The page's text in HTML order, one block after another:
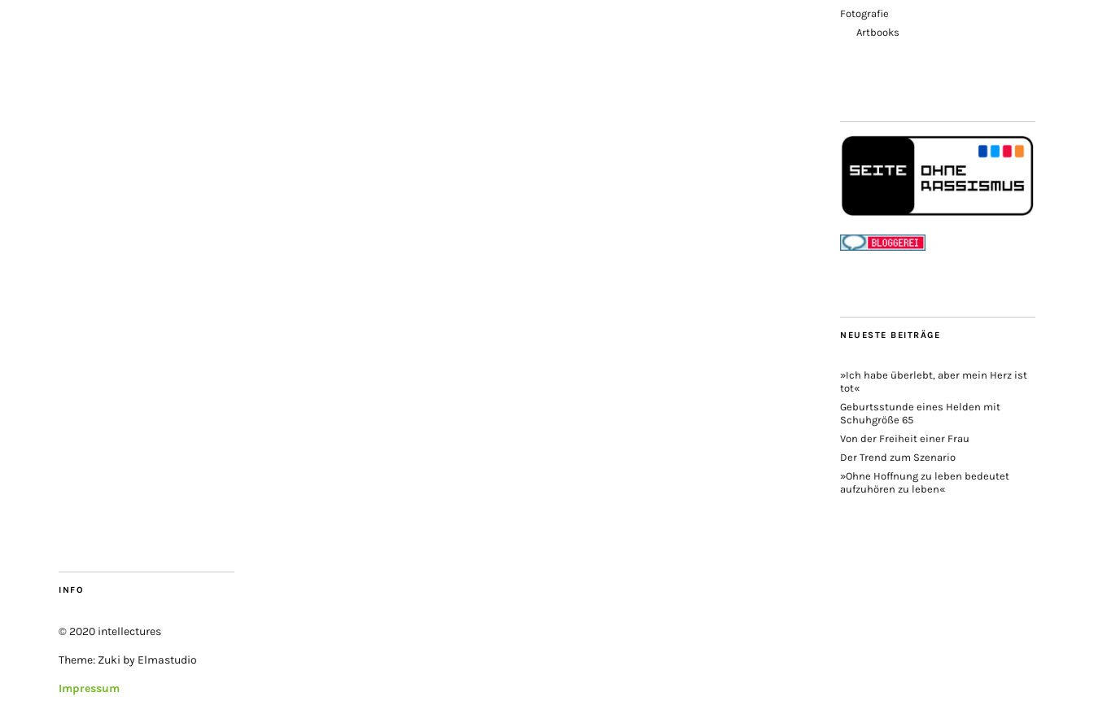
Fotografie
Artbooks
NEUESTE BEITRÄGE
»Ich habe überlebt, aber mein Herz ist
tot«
Geburtsstunde eines Helden mit
Schuhgröße 65
Von der Freiheit einer Frau
Der Trend zum Szenario
»Ohne Hoffnung zu leben bedeutet
aufzuhören zu leben«
INFO
© 2020 intellectures
Theme: Zuki by Elmastudio
Impressum